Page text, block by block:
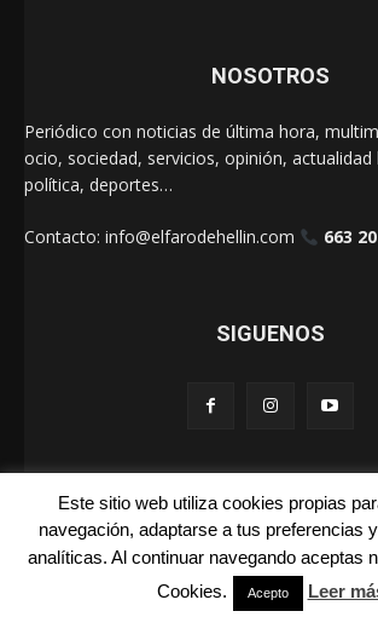
NOSOTROS
Periódico con noticias de última hora,
ocio, sociedad, servicios, opinión,
política, deportes…
Contacto: info@elfarodehellin.com 663
SIGUENOS
El Faro de Hellín 2025
Galerías Cartas La Foto de la Semana
Publicidad
Este sitio web utiliza cookies propias
navegación, adaptarse a tus preferencias
analíticas. Al continuar navegando aceptas
Cookies.
Acepto Leer